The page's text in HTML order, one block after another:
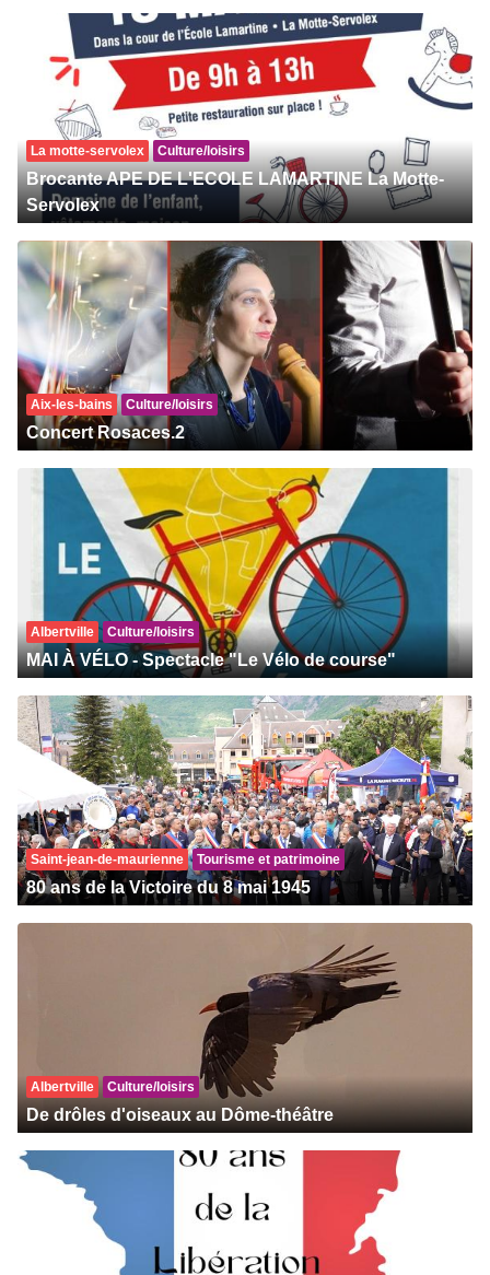
La motte-servolex Culture/loisirs
Brocante APE DE L'ECOLE LAMARTINE La Motte-
Servolex
Aix-les-bains Culture/loisirs
Concert Rosaces.2
Albertville Culture/loisirs
MAI À VÉLO - Spectacle "Le Vélo de course"
Saint-jean-de-maurienne Tourisme et patrimoine
80 ans de la Victoire du 8 mai 1945
Albertville Culture/loisirs
De drôles d'oiseaux au Dôme-théâtre